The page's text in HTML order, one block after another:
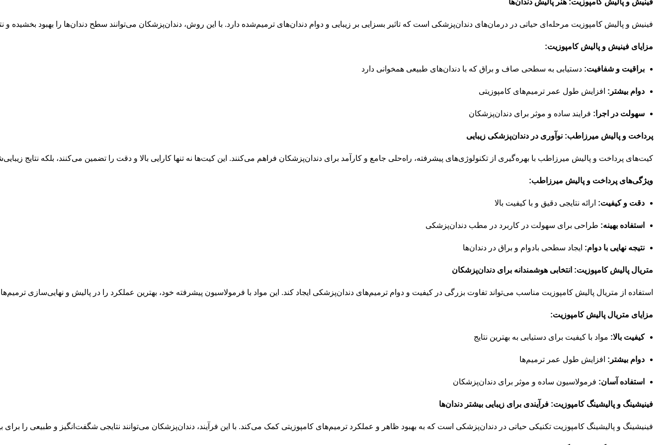
فینیش و پالیش کامپوزیت مرحله‌ای حیاتی در درمان‌های دندان‌پزشکی است که تاثیر بسزایی بر زیبایی و دوام دندان‌های ترمیم‌شده دارد. با این روش، دندان‌پزشکان می‌توانند سطح دندان‌ها را بهبود بخشیده و
مزایای فینیش و پالیش کامپوزیت:
براقیت و شفافیت: دستیابی به سطحی صاف و براق که با دندان‌های طبیعی همخوانی دارد
دوام بیشتر: افزایش طول عمر ترمیم‌های کامپوزیتی
سهولت در اجرا: فرایند ساده و موثر برای دندان‌پزشکان
پرداخت و پالیش میرزاطب: نوآوری در دندان‌پزشکی زیبایی
کیت‌های پرداخت و پالیش میرزاطب با بهره‌گیری از تکنولوژی‌های پیشرفته، راه‌حلی جامع و کارآمد برای دندان‌پزشکان فراهم می‌کنند. این کیت‌ها نه تنها کارایی بالا و دقت را تضمین می‌کنند، بلکه نتایج
ویژگی‌های پرداخت و پالیش میرزاطب:
دقت و کیفیت: ارائه نتایجی دقیق و با کیفیت بالا
استفاده بهینه: طراحی برای سهولت در کاربرد در مطب دندان‌پزشکی
نتیجه نهایی با دوام: ایجاد سطحی بادوام و براق در دندان‌ها
متریال پالیش کامپوزیت: انتخابی هوشمندانه برای دندان‌پزشکان
استفاده از متریال پالیش کامپوزیت مناسب می‌تواند تفاوت بزرگی در کیفیت و دوام ترمیم‌های دندان‌پزشکی ایجاد کند. این مواد با فرمولاسیون پیشرفته خود، بهترین عملکرد را در پالیش و نهایی‌سازی ترمیم‌ها
مزایای متریال پالیش کامپوزیت:
کیفیت بالا: مواد با کیفیت برای دستیابی به بهترین نتایج
دوام بیشتر: افزایش طول عمر ترمیم‌ها
استفاده آسان: فرمولاسیون ساده و موثر برای دندان‌پزشکان
فینیشینگ و پالیشینگ کامپوزیت: فرآیندی برای زیبایی بیشتر دندان‌ها
فینیشینگ و پالیشینگ کامپوزیت تکنیکی حیاتی در دندان‌پزشکی است که به بهبود ظاهر و عملکرد ترمیم‌های کامپوزیتی کمک می‌کند. با این فرآیند، دندان‌پزشکان می‌توانند نتایجی شگفت‌انگیز و طبیعی را برای